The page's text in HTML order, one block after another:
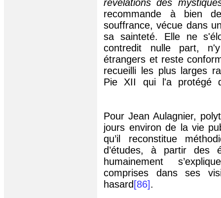
révélations des
recommande à bien
souffrance, vécue dans
sa sainteté. Elle ne
contredit nulle part,
étrangers et reste
recueilli les plus larges
Pie XII qui l'a protégé
Pour Jean Aulagnier,
jours environ de la vie
qu’il reconstitue
d’études, à partir des
humainement
comprises dans ses
hasard [86].